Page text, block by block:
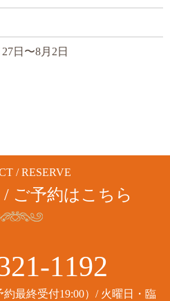
日〜8月2日
/ RESERVE
ご予約はこちら
1192
約最終受付19:00）/ 火曜日・臨